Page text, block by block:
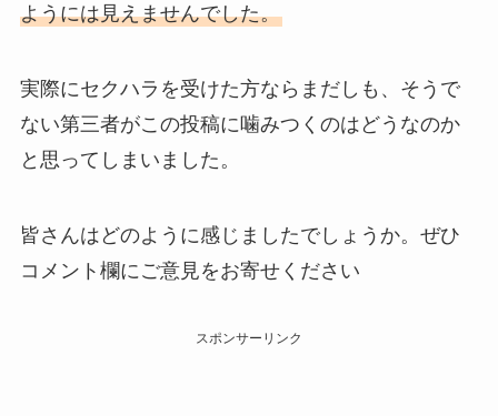
ようには見えませんでした。
実際にセクハラを受けた方ならまだしも、そうで
ない第三者がこの投稿に噛みつくのはどうなのか
と思ってしまいました。
皆さんはどのように感じましたでしょうか。ぜひ
コメント欄にご意見をお寄せください
スポンサーリンク